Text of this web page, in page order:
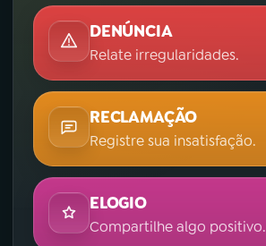
DENÚNCIA
Relate irregularidades.
RECLAMAÇÃO
Registre sua insatisfação.
ELOGIO
Compartilhe algo positivo.